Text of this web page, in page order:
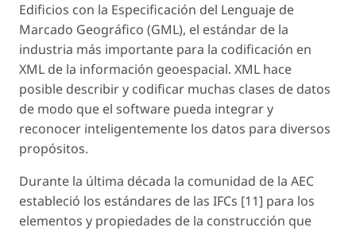
Edificios con la Especificación del Lenguaje de
Marcado Geográfico (GML), el estándar de la
industria más importante para la codificación en
XML de la información geoespacial. XML hace
posible describir y codificar muchas clases de datos
de modo que el software pueda integrar y
reconocer inteligentemente los datos para diversos
propósitos.
Durante la última década la comunidad de la AEC
estableció los estándares de las IFCs [11] para los
elementos y propiedades de la construcción que